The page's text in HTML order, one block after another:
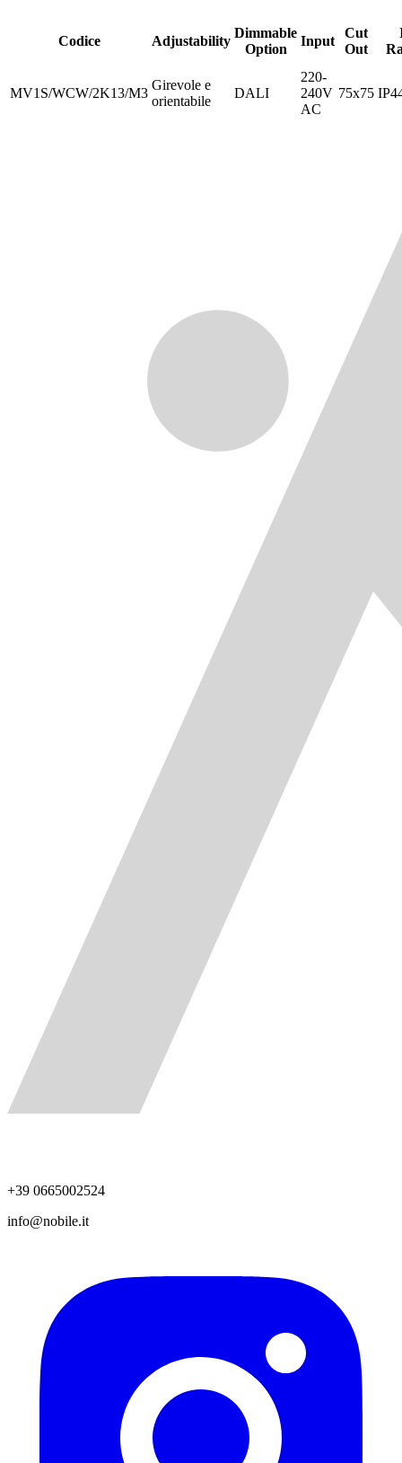
Codice Adjustability
Dimmable
Option
Input
Cut
Out
MV1S/WCW/2K13/M3
Girevole e
orientabile
DALI
220-
240V
AC
75x75
+39 0665002524
info@nobile.it